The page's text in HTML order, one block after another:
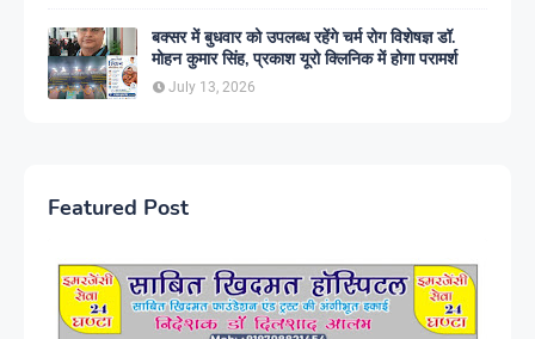
बक्सर में बुधवार को उपलब्ध रहेंगे चर्म रोग विशेषज्ञ डॉ.
मोहन कुमार सिंह, प्रकाश यूरो क्लिनिक में होगा परामर्श
July 13, 2026
Featured Post